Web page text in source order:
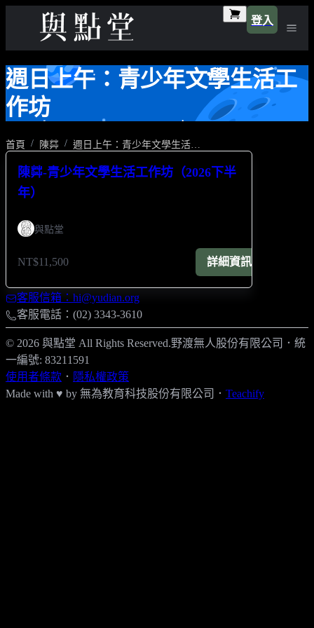
登入
週日上午：青少年文學生活工
作坊
首頁 陳茻
陳茻-青少年文學生活工作坊（2026下半
年）
與點堂
NT$11,500 詳細資訊
客服信箱：hi@yudian.org
客服電話：(02) 3343-3610
© 2026 與點堂 All Rights Reserved.野渡無人股份有限公司 ． 統
一編號: 83211591
使用者條款 ． 隱私權政策
Made with ♥ by 無為教育科技股份有限公司． Teachify